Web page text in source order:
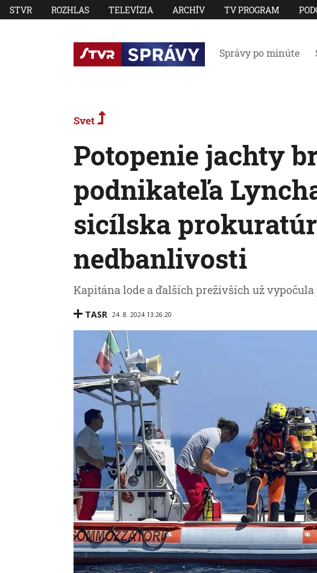
STVR ROZHLAS TELEVÍZIA ARCHÍV TV PROGRAM
Správy po minúte
Svet
Potopenie jachty
podnikateľa
sicílska
nedbanlivosti
Kapitána lode a ďalších preživších už
TASR 24. 8. 2024 13:26:20